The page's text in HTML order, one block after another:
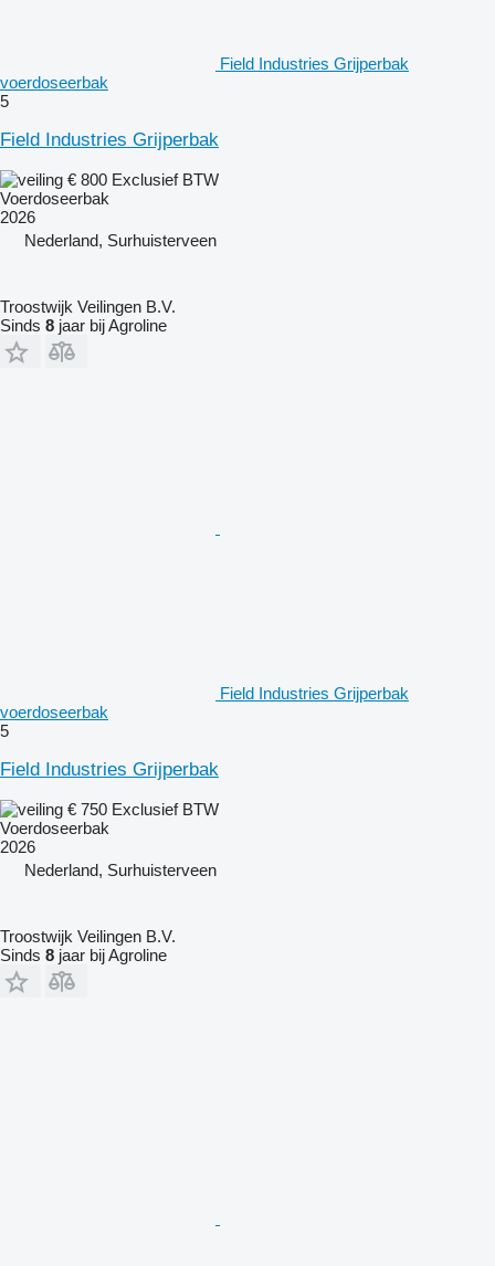
Field Industries Grijperbak
voerdoseerbak
5
Field Industries Grijperbak
€ 800 Exclusief BTW
Voerdoseerbak
2026
Nederland, Surhuisterveen
Troostwijk Veilingen B.V.
Sinds 8 jaar bij Agroline
Field Industries Grijperbak
voerdoseerbak
5
Field Industries Grijperbak
€ 750 Exclusief BTW
Voerdoseerbak
2026
Nederland, Surhuisterveen
Troostwijk Veilingen B.V.
Sinds 8 jaar bij Agroline